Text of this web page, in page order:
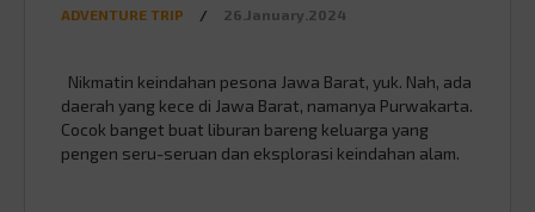
ADVENTURE TRIP / 26.January.2024
Nikmatin keindahan pesona Jawa Barat, yuk. Nah, ada
daerah yang kece di Jawa Barat, namanya Purwakarta.
Cocok banget buat liburan bareng keluarga yang
pengen seru-seruan dan eksplorasi keindahan alam.